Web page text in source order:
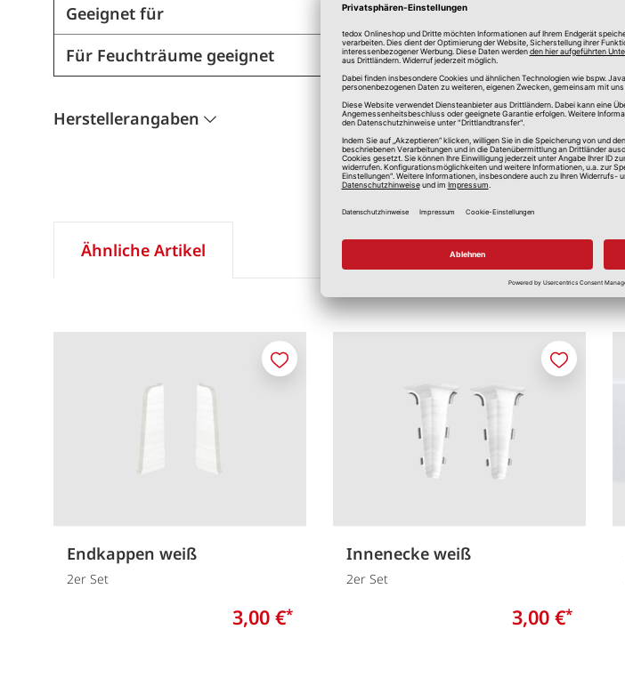
Geeignet für
Für Feuchträume geeignet
Herstellerangaben
Ähnliche Artikel
Endkappen weiß
2er Set
3,00 €*
Merken
Innenecke weiß
2er Set
3,00 €*
Merken